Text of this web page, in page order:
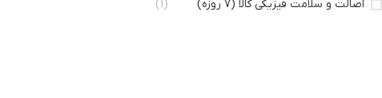
اصالت و سلامت فیزیکی کالا (7 روزه) (1)